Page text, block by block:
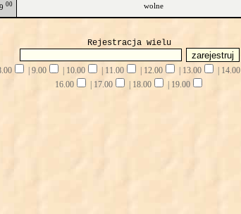
00 wolne
Rejestracja wielu
9.00 10.00 11.00 12.00 13.00 14.00
16.00
17.00 18.00 19.00